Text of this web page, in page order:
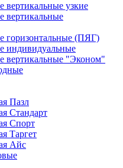
узкие
вертикальные
горизонтальные (ПЯГ)
индивидуальные
вертикальные "Эконом"
Пазл
Стандарт
Спорт
Таргет
Айс